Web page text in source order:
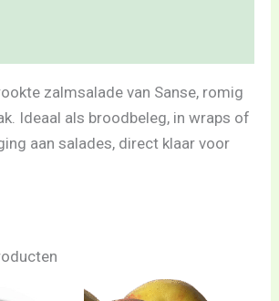
zalmsalade van Sanse, romig
Ideaal als broodbeleg, in wraps of
aan salades, direct klaar voor